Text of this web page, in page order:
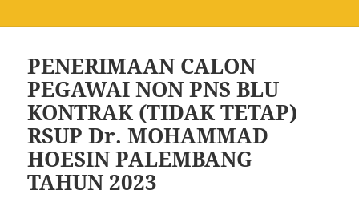
PENERIMAAN CALON
PEGAWAI NON PNS BLU
KONTRAK (TIDAK TETAP)
RSUP Dr. MOHAMMAD
HOESIN PALEMBANG
TAHUN 2023